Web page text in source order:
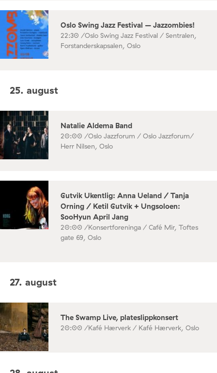
Oslo Swing Jazz Festival – Jazzombies!
22:30 /Oslo Swing Jazz Festival / Sentralen,
Forstanderskapsalen, Oslo
25. august
Natalie Aldema Band
20:00 /Oslo Jazzforum / Oslo Jazzforum/
Herr Nilsen, Oslo
Gutvik Ukentlig: Anna Ueland / Tanja
Orning / Ketil Gutvik + Ungsoloen:
SooHyun April Jang
20:00 /Konsertforeninga / Café Mir, Toftes
gate 69, Oslo
27. august
The Swamp Live, plateslippkonsert
20:00 /Kafé Hærverk / Kafé Hærverk, Oslo